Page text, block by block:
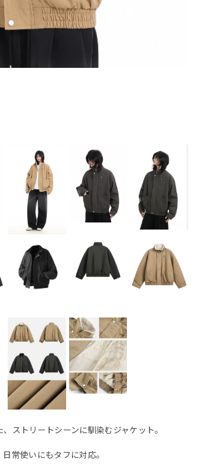
ストリートシーンに馴染むジャケット。
常使いにもタフに対応。